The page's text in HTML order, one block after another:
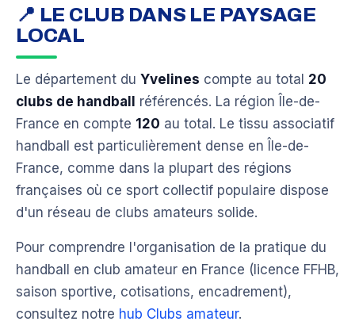
📍 LE CLUB DANS LE PAYSAGE
LOCAL
Le département du Yvelines compte au total 20
clubs de handball
référencés. La région Île-de-
France en compte 120 au total. Le tissu associatif
handball est particulièrement dense en Île-de-
France, comme dans la plupart des régions
françaises où ce sport collectif populaire dispose
d'un réseau de clubs amateurs solide.
Pour comprendre l'organisation de la pratique du
handball en club amateur en France (licence FFHB,
saison sportive, cotisations, encadrement),
consultez notre hub Clubs amateur.